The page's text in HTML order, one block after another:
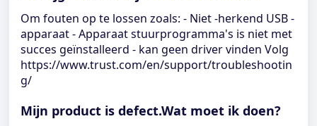
Om fouten op te lossen zoals: - Niet -herkend USB -
apparaat - Apparaat stuurprogramma's is niet met
succes geïnstalleerd - kan geen driver vinden Volg
https://www.trust.com/en/support/troubleshootin
g/
Mijn product is defect.Wat moet ik doen?